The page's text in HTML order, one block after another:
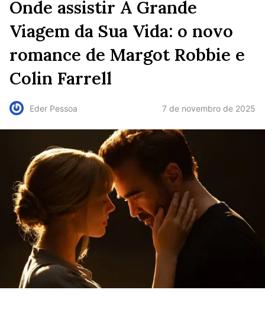
Onde assistir A Grande
Viagem da Sua Vida: o novo
romance de Margot Robbie e
Colin Farrell
Eder Pessoa 7 de novembro de 2025